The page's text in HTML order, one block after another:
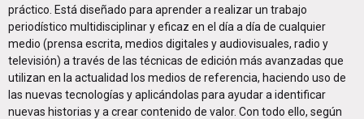
práctico. Está diseñado para aprender a realizar un trabajo
periodístico multidisciplinar y eficaz en el día a día de cualquier
medio (prensa escrita, medios digitales y audiovisuales, radio y
televisión) a través de las técnicas de edición más avanzadas que
utilizan en la actualidad los medios de referencia, haciendo uso de
las nuevas tecnologías y aplicándolas para ayudar a identificar
nuevas historias y a crear contenido de valor. Con todo ello, según